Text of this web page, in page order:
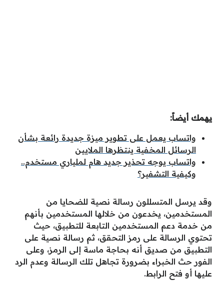
يهمك أيضاً:
واتساب يعمل على تطوير ميزة جديدة رائعة بشأن
الرسائل المخفية ينتظرها الملايين
واتساب يوجه تحذير جديد هام لملياري مستخدم..
وكيفية التشفير؟
وقد يرسل المتسللون رسالة نصية للضحايا من
المستخدمين، يخدعون من خلالها المستخدمين بأنهم
من خدمة دعم المستخدمين التابعة للتطبيق، حيث
تحتوي الرسالة على رمز التحقق، ثم رسالة نصية على
التطبيق من صديق أنه بحاجة ماسة إلى الرمز، وعلى
الفور حث الخبراء بضرورة تجاهل تلك الرسالة وعدم الرد
عليها أو فتح الرابط.